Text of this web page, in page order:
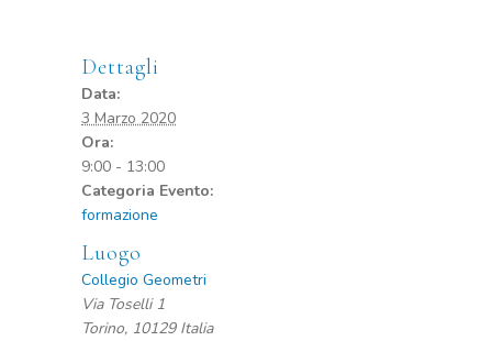
Dettagli
Data:
3 Marzo 2020
Ora:
9:00 - 13:00
Categoria Evento:
formazione
Luogo
Collegio Geometri
Via Toselli 1
Torino, 10129 Italia